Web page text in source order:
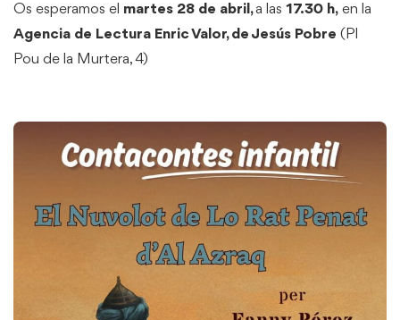
Os esperamos el martes 28 de abril,a las 17.30 h, en la
Agencia de Lectura Enric Valor, de Jesús Pobre (Pl
Pou de la Murtera, 4)